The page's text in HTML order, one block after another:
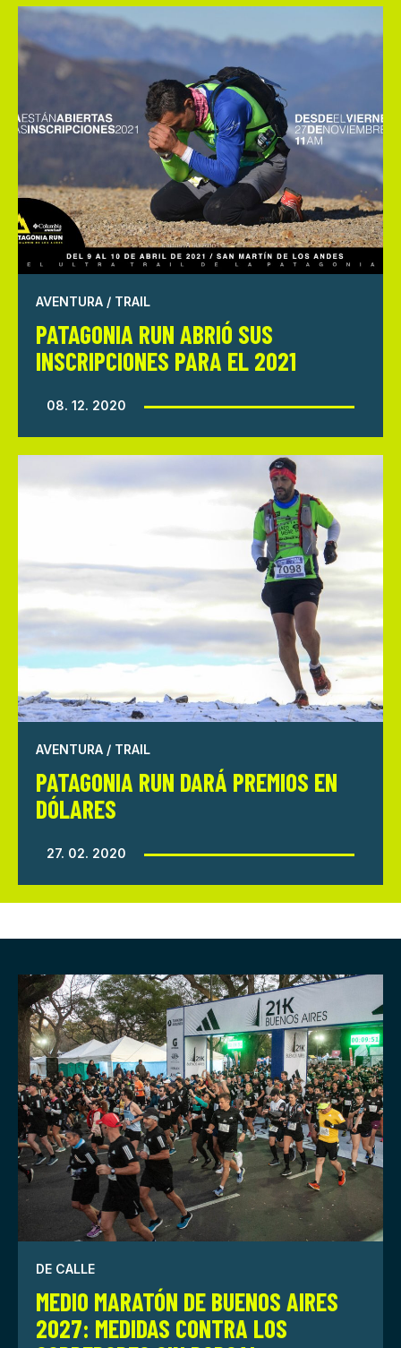
AVENTURA / TRAIL
PATAGONIA RUN ABRIÓ SUS
INSCRIPCIONES PARA EL 2021
08. 12. 2020
AVENTURA / TRAIL
PATAGONIA RUN DARÁ PREMIOS EN
DÓLARES
27. 02. 2020
DE CALLE
MEDIO MARATÓN DE BUENOS AIRES
2027: MEDIDAS CONTRA LOS